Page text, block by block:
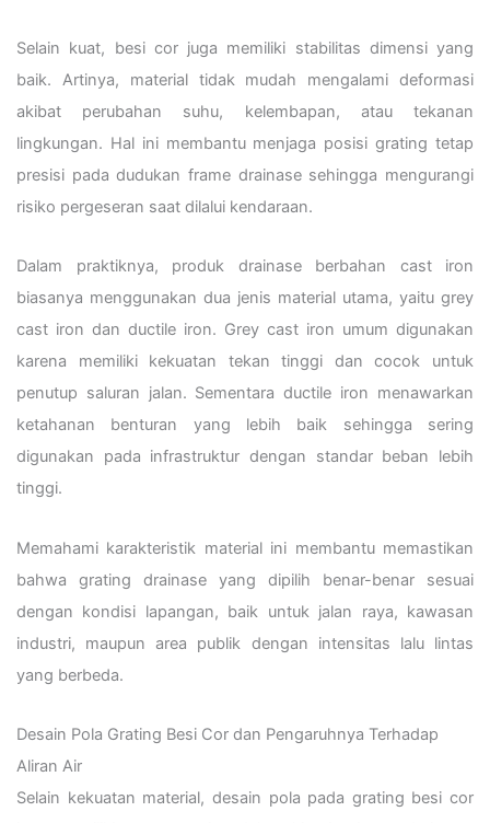
Selain kuat, besi cor juga memiliki stabilitas dimensi yang
baik. Artinya, material tidak mudah mengalami deformasi
akibat perubahan suhu, kelembapan, atau tekanan
lingkungan. Hal ini membantu menjaga posisi grating tetap
presisi pada dudukan frame drainase sehingga mengurangi
risiko pergeseran saat dilalui kendaraan.
Dalam praktiknya, produk drainase berbahan cast iron
biasanya menggunakan dua jenis material utama, yaitu grey
cast iron dan ductile iron. Grey cast iron umum digunakan
karena memiliki kekuatan tekan tinggi dan cocok untuk
penutup saluran jalan. Sementara ductile iron menawarkan
ketahanan benturan yang lebih baik sehingga sering
digunakan pada infrastruktur dengan standar beban lebih
tinggi.
Memahami karakteristik material ini membantu memastikan
bahwa grating drainase yang dipilih benar-benar sesuai
dengan kondisi lapangan, baik untuk jalan raya, kawasan
industri, maupun area publik dengan intensitas lalu lintas
yang berbeda.
Desain Pola Grating Besi Cor dan Pengaruhnya Terhadap
Aliran Air
Selain kekuatan material, desain pola pada grating besi cor